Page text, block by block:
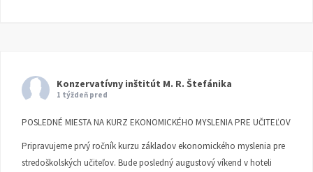
Konzervatívny inštitút M. R. Štefánika
1 týždeň pred
POSLEDNÉ MIESTA NA KURZ EKONOMICKÉHO MYSLENIA PRE UČITEĽOV
Pripravujeme prvý ročník kurzu základov ekonomického myslenia pre
stredoškolských učiteľov. Bude posledný augustový víkend v hoteli